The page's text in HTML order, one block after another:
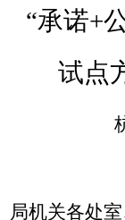
“承诺+
试点
局机关各处